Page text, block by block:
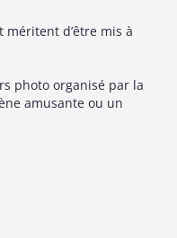
d’être mis à
photo organisé par la
amusante ou un